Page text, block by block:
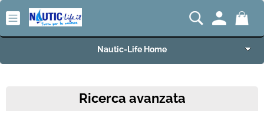
Nautic-Life Home
Ricerca avanzata